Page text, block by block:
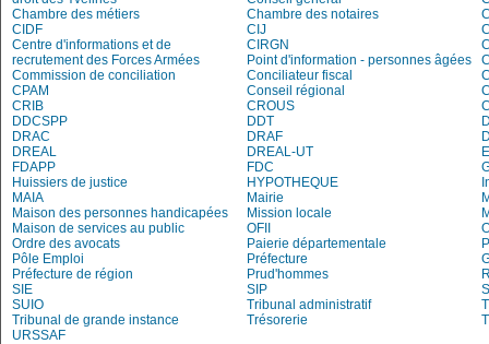
Chambre des métiers
Chambre des notaires
CIDF
CIJ
Centre d'informations et de
recrutement des Forces Armées
CIRGN
Point d'information - personnes âgées
Commission de conciliation
Conciliateur fiscal
CPAM
Conseil régional
CRIB
CROUS
DDCSPP
DDT
DRAC
DRAF
DREAL
DREAL-UT
FDAPP
FDC
Huissiers de justice
HYPOTHEQUE
MAIA
Mairie
Maison des personnes handicapées
Mission locale
Maison de services au public
OFII
Ordre des avocats
Paierie départementale
Pôle Emploi
Préfecture
Préfecture de région
Prud'hommes
SIE
SIP
SUIO
Tribunal administratif
Tribunal de grande instance
Trésorerie
URSSAF